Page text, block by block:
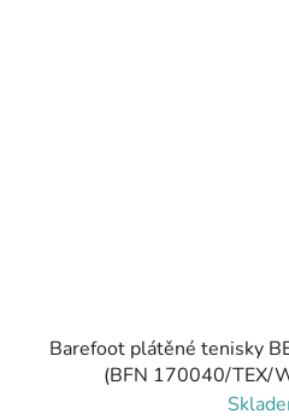
Barefoot plátěné tenisky
(BFN 170040/TEX/